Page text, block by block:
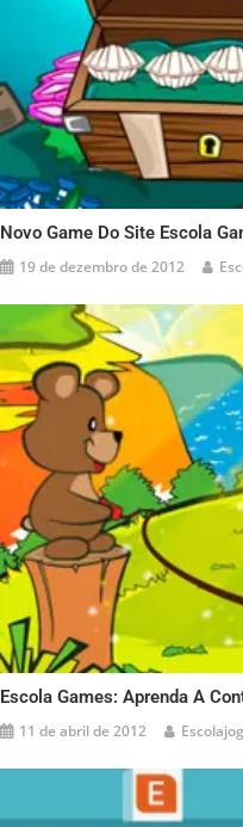
Novo Game Do Site Escola
19 de dezembro de 2012
Escola Games: Aprenda A
11 de abril de 2012